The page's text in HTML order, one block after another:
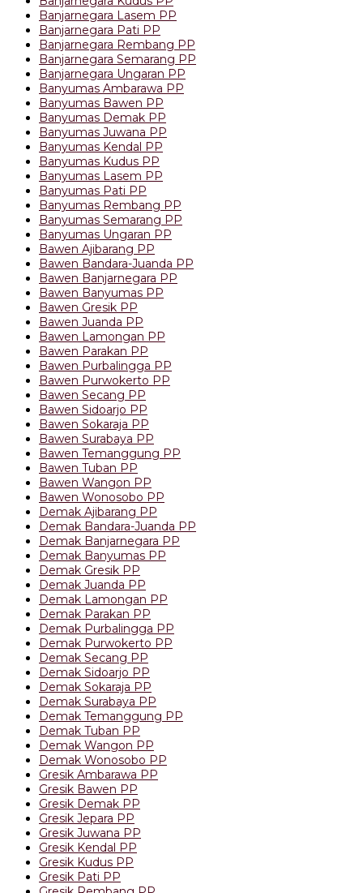
Banjarnegara Lasem PP
Banjarnegara Pati PP
Banjarnegara Rembang PP
Banjarnegara Semarang PP
Banjarnegara Ungaran PP
Banyumas Ambarawa PP
Banyumas Bawen PP
Banyumas Demak PP
Banyumas Juwana PP
Banyumas Kendal PP
Banyumas Kudus PP
Banyumas Lasem PP
Banyumas Pati PP
Banyumas Rembang PP
Banyumas Semarang PP
Banyumas Ungaran PP
Bawen Ajibarang PP
Bawen Bandara-Juanda PP
Bawen Banjarnegara PP
Bawen Banyumas PP
Bawen Gresik PP
Bawen Juanda PP
Bawen Lamongan PP
Bawen Parakan PP
Bawen Purbalingga PP
Bawen Purwokerto PP
Bawen Secang PP
Bawen Sidoarjo PP
Bawen Sokaraja PP
Bawen Surabaya PP
Bawen Temanggung PP
Bawen Tuban PP
Bawen Wangon PP
Bawen Wonosobo PP
Demak Ajibarang PP
Demak Bandara-Juanda PP
Demak Banjarnegara PP
Demak Banyumas PP
Demak Gresik PP
Demak Juanda PP
Demak Lamongan PP
Demak Parakan PP
Demak Purbalingga PP
Demak Purwokerto PP
Demak Secang PP
Demak Sidoarjo PP
Demak Sokaraja PP
Demak Surabaya PP
Demak Temanggung PP
Demak Tuban PP
Demak Wangon PP
Demak Wonosobo PP
Gresik Ambarawa PP
Gresik Bawen PP
Gresik Demak PP
Gresik Jepara PP
Gresik Juwana PP
Gresik Kendal PP
Gresik Kudus PP
Gresik Pati PP